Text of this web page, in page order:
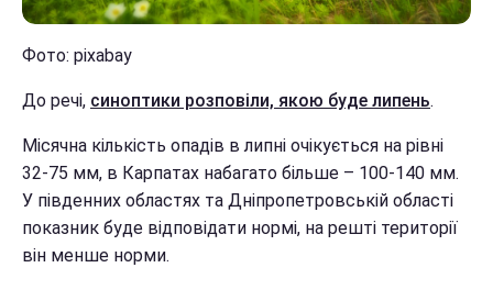
Фото: pixabay
До речі, синоптики розповіли, якою буде липень.
Місячна кількість опадів в липні очікується на рівні
32-75 мм, в Карпатах набагато більше – 100-140 мм.
У південних областях та Дніпропетровській області
показник буде відповідати нормі, на решті території
він менше норми.